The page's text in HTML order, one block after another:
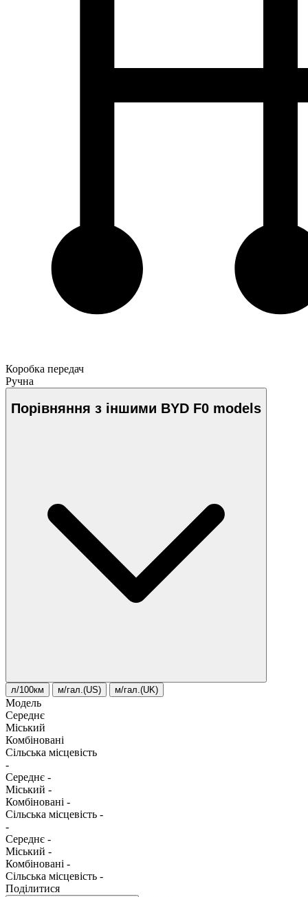
Коробка передач
Ручна
Порівняння з іншими BYD F0 models
л/100км м/гал.(US) м/гал.(UK)
Модель
Середнє
Міський
Комбіновані
Сільська місцевість
-
Середнє -
Міський -
Комбіновані -
Сільська місцевість -
-
Середнє -
Міський -
Комбіновані -
Сільська місцевість -
Поділитися